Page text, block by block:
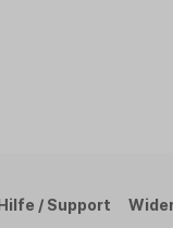
/ Support